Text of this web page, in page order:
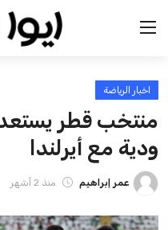
الرئيسية
اخبار مصر
عرب وعالم
اقتصاد
اخبار الرياضة
منتخب قطر يستعد
ودية مع أيرلندا
عمر إبراهيم منذ 2 أشهر